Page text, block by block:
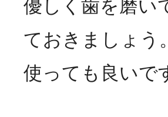
優しく歯を磨い
ておきましょう
使っても良いで